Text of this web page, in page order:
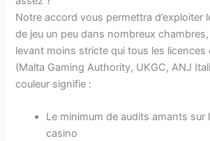
Notre accord vous permettra d’exploiter
de jeu un peu dans nombreux
levant moins stricte qui tous les licences
(Malta Gaming Authority, UKGC, ANJ
couleur signifie :
Le minimum de audits amants sur
casino